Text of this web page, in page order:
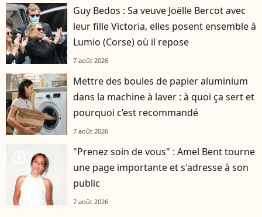
Guy Bedos : Sa veuve Joëlle Bercot avec
leur fille Victoria, elles posent ensemble à
Lumio (Corse) où il repose
7 août 2026
Mettre des boules de papier aluminium
dans la machine à laver : à quoi ça sert et
pourquoi c’est recommandé
7 août 2026
"Prenez soin de vous" : Amel Bent tourne
une page importante et s'adresse à son
public
7 août 2026